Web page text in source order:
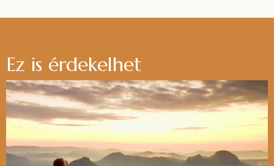
Ez is érdekelhet